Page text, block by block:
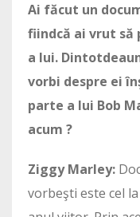
Ai făcut un
fiindcă ai vrut
a lui.
vorbi despre ei
parte a lui Bob
acum ?
Ziggy Marley:
vorbeşti este cel